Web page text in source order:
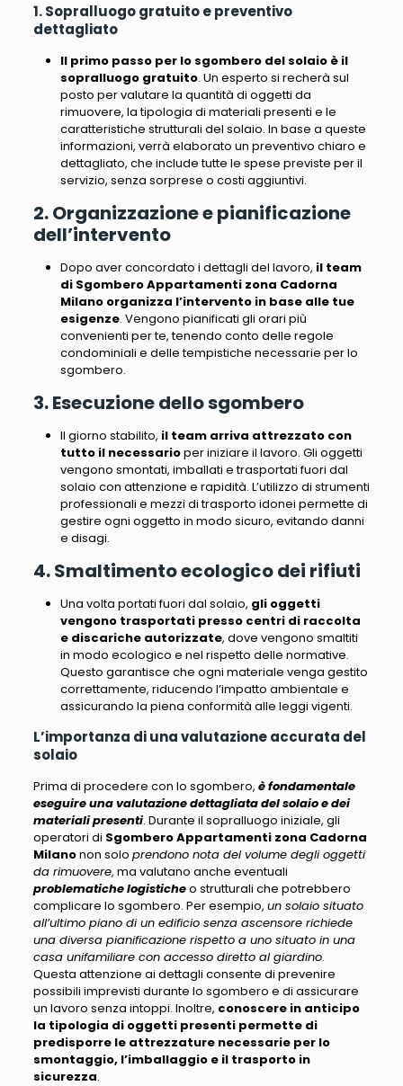
1. Sopralluogo gratuito e preventivo
dettagliato
Il primo passo per lo sgombero del solaio è il
sopralluogo gratuito. Un esperto si recherà sul
posto per valutare la quantità di oggetti da
rimuovere, la tipologia di materiali presenti e le
caratteristiche strutturali del solaio. In base a queste
informazioni, verrà elaborato un preventivo chiaro e
dettagliato, che include tutte le spese previste per il
servizio, senza sorprese o costi aggiuntivi.
2. Organizzazione e pianificazione
dell’intervento
Dopo aver concordato i dettagli del lavoro, il team
di Sgombero Appartamenti zona Cadorna
Milano organizza l’intervento in base alle tue
esigenze. Vengono pianificati gli orari più
convenienti per te, tenendo conto delle regole
condominiali e delle tempistiche necessarie per lo
sgombero.
3. Esecuzione dello sgombero
Il giorno stabilito, il team arriva attrezzato con
tutto il necessarioper iniziare il lavoro. Gli oggetti
vengono smontati, imballati e trasportati fuori dal
solaio con attenzione e rapidità. L’utilizzo di strumenti
professionali e mezzi di trasporto idonei permette di
gestire ogni oggetto in modo sicuro, evitando danni
e disagi.
4. Smaltimento ecologico dei rifiuti
Una volta portati fuori dal solaio, gli oggetti
vengono trasportati presso centri di raccolta
e discariche autorizzate, dove vengono smaltiti
in modo ecologico e nel rispetto delle normative.
Questo garantisce che ogni materiale venga gestito
correttamente, riducendo l’impatto ambientale e
assicurando la piena conformità alle leggi vigenti.
L’importanza di una valutazione accurata del
solaio
Prima di procedere con lo sgombero, è fondamentale
eseguire una valutazione dettagliata del solaio e dei
materiali presenti. Durante il sopralluogo iniziale, gli
operatori di Sgombero Appartamenti zona Cadorna
Milanonon solo prendono nota del volume degli oggetti
da rimuovere, ma valutano anche eventuali
problematiche logisticheo strutturali che potrebbero
complicare lo sgombero. Per esempio, un solaio situato
all’ultimo piano di un edificio senza ascensore richiede
una diversa pianificazione rispetto a uno situato in una
casa unifamiliare con accesso diretto al giardino.
Questa attenzione ai dettagli consente di prevenire
possibili imprevisti durante lo sgombero e di assicurare
un lavoro senza intoppi. Inoltre, conoscere in anticipo
la tipologia di oggetti presenti permette di
predisporre le attrezzature necessarie per lo
smontaggio, l’imballaggio e il trasporto in
sicurezza.